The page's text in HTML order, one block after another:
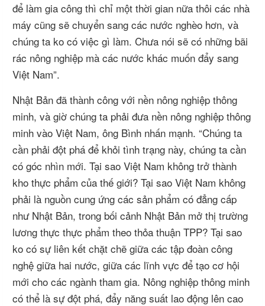
để làm gia công thì chỉ một thời gian nữa thôi các nhà
máy cũng sẽ chuyển sang các nước nghèo hơn, và
chúng ta ko có việc gì làm. Chưa nói sẽ có những bãi
rác nông nghiệp mà các nước khác muốn đẩy sang
Việt Nam”.
Nhật Bản đã thành công với nền nông nghiệp thông
minh, và giờ chúng ta phải đưa nền nông nghiệp thông
minh vào Việt Nam, ông Bình nhấn mạnh. “Chúng ta
cần phải đột phá để khỏi tình trạng này, chúng ta cần
có góc nhìn mới. Tại sao Việt Nam không trở thành
kho thực phẩm của thế giới? Tại sao Việt Nam không
phải là nguồn cung ứng các sản phẩm có đẳng cấp
như Nhật Bản, trong bối cảnh Nhật Bản mở thị trường
lương thực thực phẩm theo thỏa thuận TPP? Tại sao
ko có sự liên kết chặt chẽ giữa các tập đoàn công
nghệ giữa hai nước, giữa các lĩnh vực để tạo cơ hội
mới cho các ngành tham gia. Nông nghiệp thông minh
có thể là sự đột phá, đẩy năng suất lao động lên cao